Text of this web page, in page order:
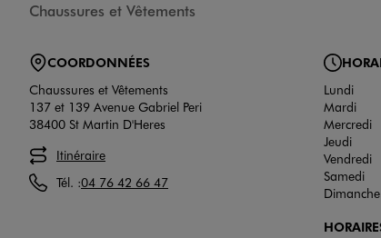
Chaussures et Vêtements
COORDONNÉES
Chaussures et Vêtements
137 et 139 Avenue Gabriel Peri
38400 St Martin D'Heres
Itinéraire
Tél. :04 76 42 66 47
Lundi
Mardi
Mercredi
Jeudi
Vendredi
Samedi
Dimanche